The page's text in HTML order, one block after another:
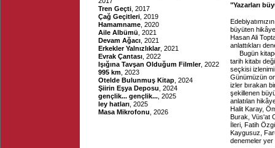
Tren Geçti , 2017
Çağ Geçitleri , 2019
Hamamname , 2020
Aile Albümü , 2021
Devam Ağacı , 2021
Erkekler Yalnızlıklar, 2021
Evrak Çantası , 2022
Işığına Tavşan Olduğum Filmler, 2022
995 km , 2023
Otelde Bulunmuş Kitap , 2024
Şiirin Eşya Deposu , 2024
gençlik... gençlik... , 2025
ley hatları , 2025
Masa Mikrofonu , 2026
"Yazarları
büyüten
Hasan Ali
anlattıkları
Bugün
tarih kitabı
seçkisi
Günümüzün
izler bırakan
şekillenen
anlatılan
Halit Karay,
Burak, Vüs'at
İleri, Fatih
Kaygusuz,
denemeler yer